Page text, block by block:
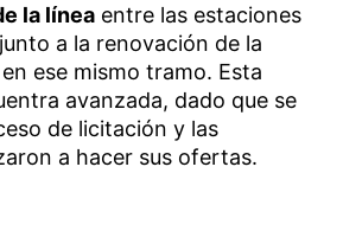
la línea entre las estaciones
a la renovación de la
ese mismo tramo. Esta
avanzada, dado que se
de licitación y las
a hacer sus ofertas.